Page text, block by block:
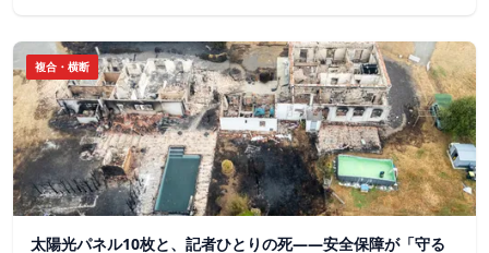
複合・横断
太陽光パネル10枚と、記者ひとりの死——安全保障が「守る